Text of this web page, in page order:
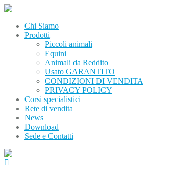
Chi Siamo
Prodotti
Piccoli animali
Equini
Animali da Reddito
Usato GARANTITO
CONDIZIONI DI VENDITA
PRIVACY POLICY
Corsi specialistici
Rete di vendita
News
Download
Sede e Contatti